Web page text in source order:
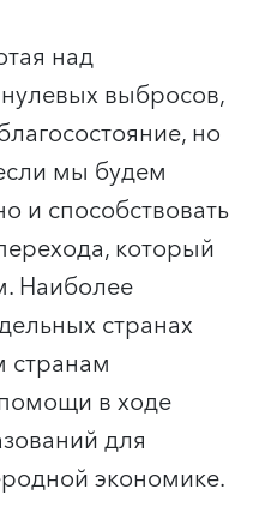
над
выбросов,
но
мы будем
и способствовать
который
Наиболее
странах
странам
в ходе
для
экономике.